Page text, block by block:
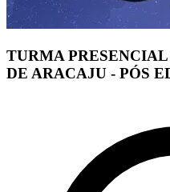
TURMA
DE ARACAJU - PÓS